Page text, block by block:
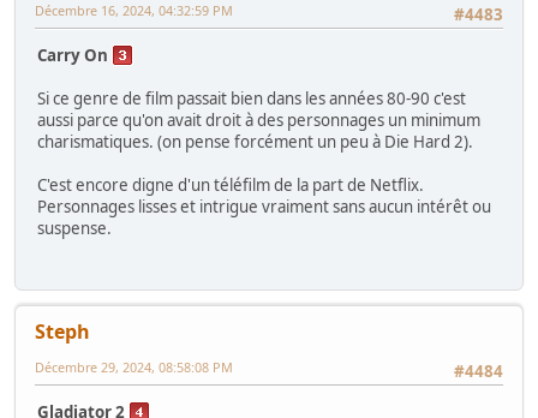
#4483
Décembre 16, 2024, 04:32:59 PM
Carry On
Si ce genre de film passait bien dans les années 80-90 c'est
aussi parce qu'on avait droit à des personnages un minimum
charismatiques. (on pense forcément un peu à Die Hard 2).
C'est encore digne d'un téléfilm de la part de Netflix.
Personnages lisses et intrigue vraiment sans aucun intérêt ou
suspense.
Steph
#4484
Décembre 29, 2024, 08:58:08 PM
Gladiator 2